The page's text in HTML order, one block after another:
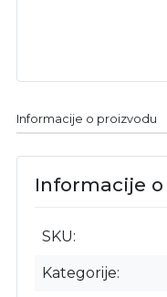
Informacije o proizvodu
Informacije
SKU
Kategorije